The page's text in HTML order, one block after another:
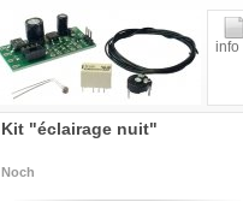
info
Kit "éclairage nuit"
Noch